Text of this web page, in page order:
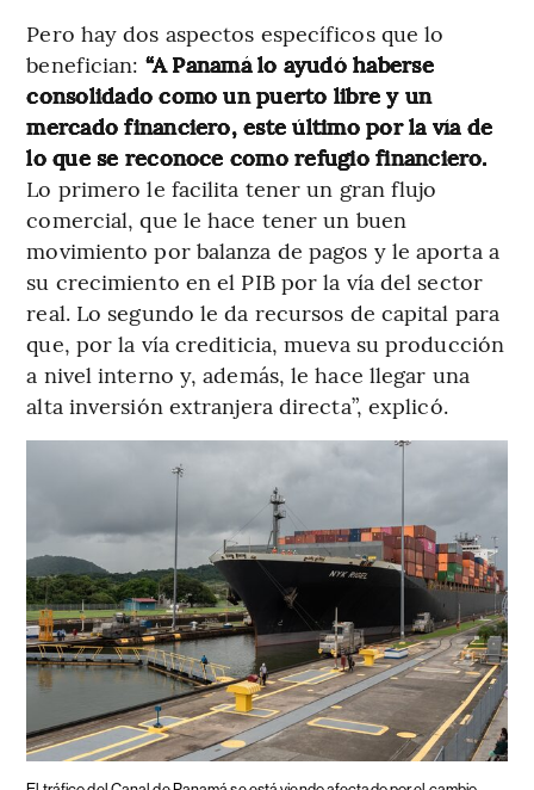
Pero hay dos aspectos específicos que lo
benefician: “A Panamá lo ayudó haberse
consolidado como un puerto libre y un
mercado financiero, este último por la vía de
lo que se reconoce como refugio financiero.
Lo primero le facilita tener un gran flujo
comercial, que le hace tener un buen
movimiento por balanza de pagos y le aporta a
su crecimiento en el PIB por la vía del sector
real. Lo segundo le da recursos de capital para
que, por la vía crediticia, mueva su producción
a nivel interno y, además, le hace llegar una
alta inversión extranjera directa”, explicó.